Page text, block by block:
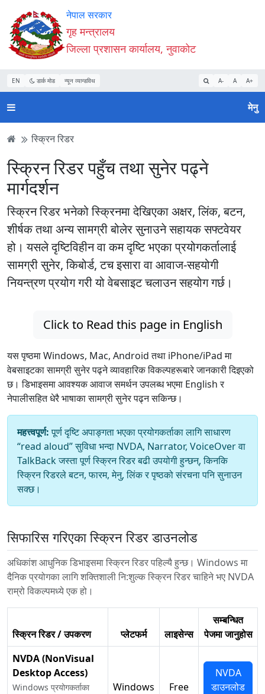
Accessibility
Mode
सुरु
गर्नुहोस्
सामाग्री
पढ्नुहाेस्
नेभिगेसन
पढ्नुहाेस्
वेबसाइट
खोजमा
जानुहोस्
नेपाल सरकार
गृह मन्त्रालय
जिल्ला प्रशासन कार्यालय, नुवाकोट
EN डार्क मोड न्यून व्यान्डविथ A- A A+
मेनु
स्क्रिन रिडर
स्क्रिन रिडर पहुँच तथा सुनेर पढ्ने
मार्गदर्शन
स्क्रिन रिडर भनेको स्क्रिनमा देखिएका अक्षर, लिंक, बटन,
शीर्षक तथा अन्य सामग्री बोलेर सुनाउने सहायक सफ्टवेयर
हो। यसले दृष्टिविहीन वा कम दृष्टि भएका प्रयोगकर्तालाई
सामग्री सुनेर, किबोर्ड, टच इसारा वा आवाज-सहयोगी
नियन्त्रण प्रयोग गरी यो वेबसाइट चलाउन सहयोग गर्छ।
Click to Read this page in English
यस पृष्ठमा Windows, Mac, Android तथा iPhone/iPad मा
वेबसाइटका सामग्री सुनेर पढ्ने व्यावहारिक विकल्पहरूबारे जानकारी दिइएको
छ। डिभाइसमा आवश्यक आवाज समर्थन उपलब्ध भएमा English र
नेपालीसहित धेरै भाषाका सामग्री सुनेर पढ्न सकिन्छ।
महत्त्वपूर्ण:पूर्ण दृष्टि अपाङ्गता भएका प्रयोगकर्ताका लागि साधारण
“read aloud” सुविधा भन्दा NVDA, Narrator, VoiceOver वा
TalkBack जस्ता पूर्ण स्क्रिन रिडर बढी उपयोगी हुन्छन्, किनकि
स्क्रिन रिडरले बटन, फारम, मेनु, लिंक र पृष्ठको संरचना पनि सुनाउन
सक्छ।
सिफारिस गरिएका स्क्रिन रिडर डाउनलोड
अधिकांश आधुनिक डिभाइसमा स्क्रिन रिडर पहिल्यै हुन्छ। Windows मा
दैनिक प्रयोगका लागि शक्तिशाली नि:शुल्क स्क्रिन रिडर चाहिने भए NVDA
राम्रो विकल्पमध्ये एक हो।
स्क्रिन रिडर / उपकरण प्लेटफर्म लाइसेन्स
सम्बन्धित
पेजमा जानुहोस
NVDA (NonVisual
Desktop Access)
Windows प्रयोगकर्ताका
Windows Free
NVDA
डाउनलोड